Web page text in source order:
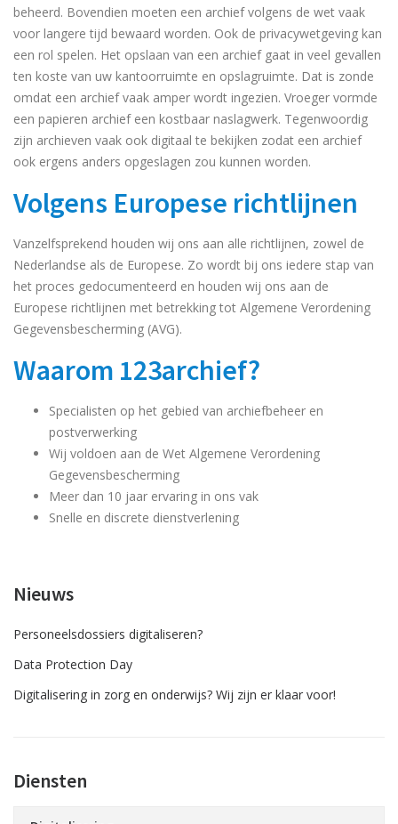
beheerd. Bovendien moeten een archief volgens de wet vaak
voor langere tijd bewaard worden. Ook de privacywetgeving kan
een rol spelen. Het opslaan van een archief gaat in veel gevallen
ten koste van uw kantoorruimte en opslagruimte. Dat is zonde
omdat een archief vaak amper wordt ingezien. Vroeger vormde
een papieren archief een kostbaar naslagwerk. Tegenwoordig
zijn archieven vaak ook digitaal te bekijken zodat een archief
ook ergens anders opgeslagen zou kunnen worden.
Volgens Europese richtlijnen
Vanzelfsprekend houden wij ons aan alle richtlijnen, zowel de
Nederlandse als de Europese. Zo wordt bij ons iedere stap van
het proces gedocumenteerd en houden wij ons aan de
Europese richtlijnen met betrekking tot Algemene Verordening
Gegevensbescherming (AVG).
Waarom 123archief?
Specialisten op het gebied van archiefbeheer en
postverwerking
Wij voldoen aan de Wet Algemene Verordening
Gegevensbescherming
Meer dan 10 jaar ervaring in ons vak
Snelle en discrete dienstverlening
Nieuws
Personeelsdossiers digitaliseren?
Data Protection Day
Digitalisering in zorg en onderwijs? Wij zijn er klaar voor!
Diensten